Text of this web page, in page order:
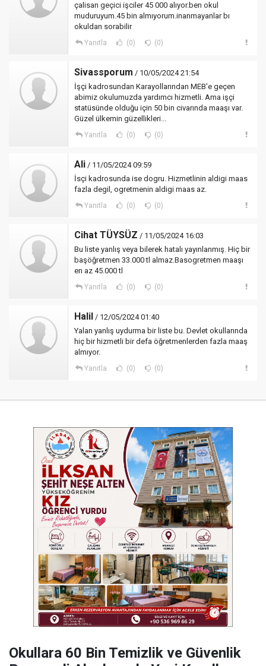
çalisan geçici işciler 45 000 alıyor.ben okul
muduruyum.45 bin almıyorum.inanmayanlar bı
okuldan sorabilir
Yanıtla (0) (0)
Sivassporum / 10/05/2024 21:54
İşçi kadrosundan Karayollarından MEB'e geçen
abimiz okulumuzda yardımcı hizmetli. Ama işçi
statüsünde olduğu için 50 bin civarında maaşı var.
Güzel ülkemin güzellikleri...
Yanıtla (0) (0)
Ali / 11/05/2024 09:59
İsçi kadrosunda ise dogru. Hizmetlinin aldigi maas
fazla degil, ogretmenin aldigi maas az.
Yanıtla (0) (0)
Cihat TÜYSÜZ / 11/05/2024 16:03
Bu liste yanlış veya bilerek hatalı yayınlanmış. Hiç bir
başöğretmen 33.000 tl almaz.Basogretmen maaşı
en az 45.000 tl
Yanıtla (0) (0)
Halil / 12/05/2024 01:40
Yalan yanlış uydurma bir liste bu. Devlet okullarında
hiç bir hizmetli bir defa öğretmenlerden fazla maaş
almıyor.
Yanıtla (0) (0)
Okullara 60 Bin Temizlik ve Güvenlik